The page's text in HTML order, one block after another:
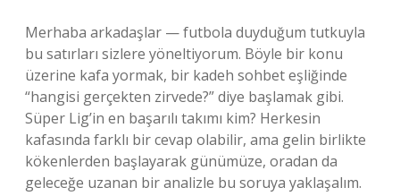
Merhaba arkadaşlar — futbola duyduğum tutkuyla
bu satırları sizlere yöneltiyorum. Böyle bir konu
üzerine kafa yormak, bir kadeh sohbet eşliğinde
“hangisi gerçekten zirvede?” diye başlamak gibi.
Süper Lig’in en başarılı takımı kim? Herkesin
kafasında farklı bir cevap olabilir, ama gelin birlikte
kökenlerden başlayarak günümüze, oradan da
geleceğe uzanan bir analizle bu soruya yaklaşalım.